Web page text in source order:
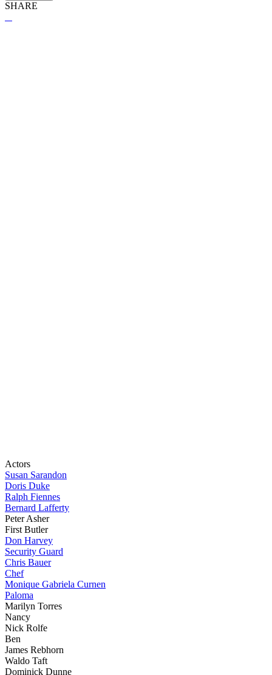
SHARE
Actors
Susan Sarandon
Doris Duke
Ralph Fiennes
Bernard Lafferty
Peter Asher
First Butler
Don Harvey
Security Guard
Chris Bauer
Chef
Monique Gabriela Curnen
Paloma
Marilyn Torres
Nancy
Nick Rolfe
Ben
James Rebhorn
Waldo Taft
Dominick Dunne